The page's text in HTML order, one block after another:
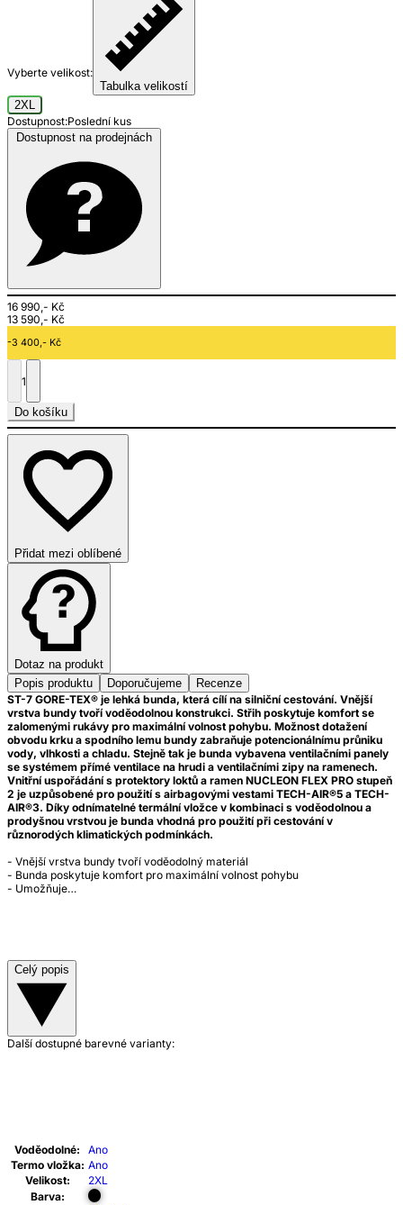
Vyberte velikost:
Tabulka velikostí
2XL
Dostupnost:Poslední kus
16 990,- Kč
13 590,- Kč
-3 400,- Kč
1
Do košíku
Přidat mezi oblíbené
Dotaz na produkt
Popis produktu
Doporučujeme
Recenze
ST-7 GORE-TEX® je lehká bunda, která cílí na silniční cestování. Vnější
vrstva bundy tvoří voděodolnou konstrukci. Střih poskytuje komfort se
zalomenými rukávy pro maximální volnost pohybu. Možnost dotažení
obvodu krku a spodního lemu bundy zabraňuje potencionálnímu průniku
vody, vlhkosti a chladu. Stejně tak je bunda vybavena ventilačními panely
se systémem přímé ventilace na hrudi a ventilačními zipy na ramenech.
Vnitřní uspořádání s protektory loktů a ramen NUCLEON FLEX PRO stupeň
2 je uzpůsobené pro použití s airbagovými vestami TECH-AIR®5 a TECH-
AIR®3. Díky odnímatelné termální vložce v kombinaci s voděodolnou a
prodyšnou vrstvou je bunda vhodná pro použití při cestování v
různorodých klimatických podmínkách.
- Vnější vrstva bundy tvoří voděodolný materiál
- Bunda poskytuje komfort pro maximální volnost pohybu
- Umožňuje…
Celý popis
Další dostupné barevné varianty:
Voděodolné:
Ano
Termo vložka: Ano
Velikost:
2XL
Barva: